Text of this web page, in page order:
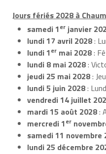
Jours fériés 2028 à
samedi 1er janvier
lundi 17 avril 2028:
lundi 1er mai 2028:
lundi 8 mai 2028:
jeudi 25 mai 2028:
lundi 5 juin 2028:
vendredi 14 juillet
mardi 15 août 2028:
mercredi 1er
samedi 11 novembre
lundi 25 décembre